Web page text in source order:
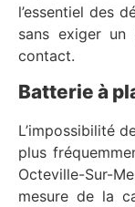
l’essentiel des
sans exiger un
contact.
Batterie à
L’impossibilité
plus
Octeville-Sur-
mesure de la